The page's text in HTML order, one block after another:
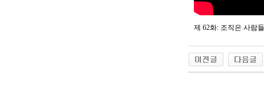
제 62화: 조직은 사람